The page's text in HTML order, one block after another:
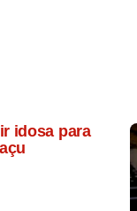
idosa para